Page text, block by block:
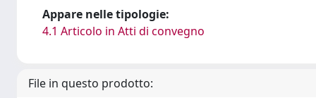
Appare nelle tipologie:
4.1 Articolo in Atti di convegno
File in questo prodotto: